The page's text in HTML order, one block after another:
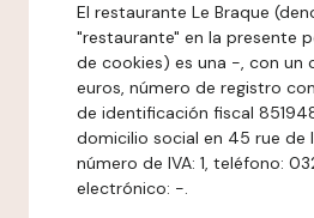
El restaurante Le Braque
"restaurante" en la presente
de cookies) es una -, con un
euros, número de registro
de identificación fiscal
domicilio social en 45 rue de
número de IVA: 1, teléfono:
electrónico: -.